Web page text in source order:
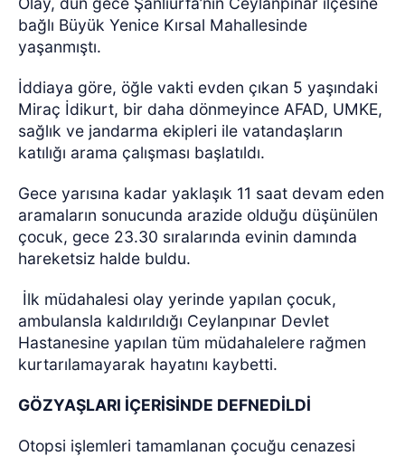
bağlı Büyük Yenice Kırsal Mahallesinde
yaşanmıştı.
İddiaya göre, öğle vakti evden çıkan 5 yaşındaki
Miraç İdikurt, bir daha dönmeyince AFAD, UMKE,
sağlık ve jandarma ekipleri ile vatandaşların
katılığı arama çalışması başlatıldı.
Gece yarısına kadar yaklaşık 11 saat devam eden
aramaların sonucunda arazide olduğu düşünülen
çocuk, gece 23.30 sıralarında evinin damında
hareketsiz halde buldu.
İlk müdahalesi olay yerinde yapılan çocuk,
ambulansla kaldırıldığı Ceylanpınar Devlet
Hastanesine yapılan tüm müdahalelere rağmen
kurtarılamayarak hayatını kaybetti.
GÖZYAŞLARI İÇERİSİNDE DEFNEDİLDİ
Otopsi işlemleri tamamlanan çocuğu cenazesi